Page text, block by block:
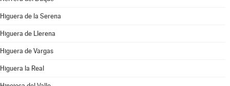
Higuera de la Serena
Higuera de Llerena
Higuera de Vargas
Higuera la Real